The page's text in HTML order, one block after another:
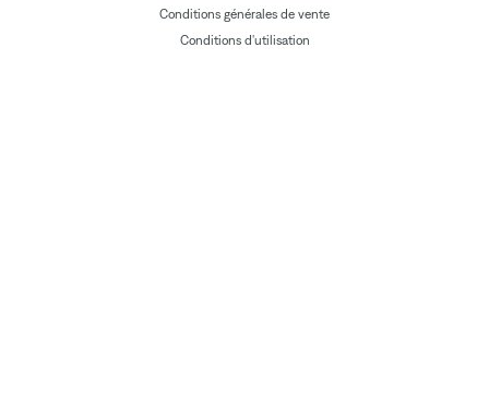
Conditions générales de vente
Conditions d'utilisation